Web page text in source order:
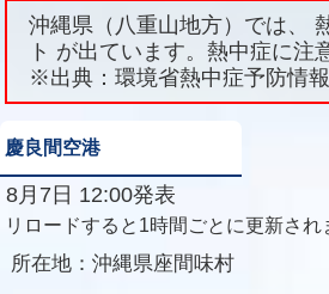
沖縄県（八重山地方）では、
ト が出ています。熱中症に注
※出典：環境省熱中症予防情
慶良間空港
8月7日 12:00発表
リロードすると1時間ごとに更新され
所在地： 沖縄県座間味村